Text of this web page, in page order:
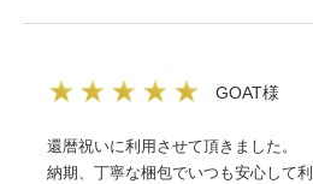
GOAT様
還暦祝いに利用させて頂きました。
納期、丁寧な梱包でいつも安心して